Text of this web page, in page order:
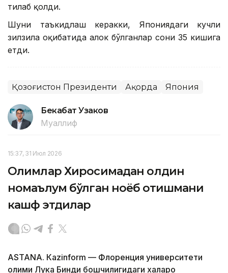
тилаб қолди.
Шуни таъкидлаш керакки, Япониядаги кучли
зилзила оқибатида ҳалок бўлганлар сони 35 кишига
етди.
Қозоғистон Президенти Ақорда Япония
Бекабат Узаков
Муаллиф
15:37, 31 Июл 2026
Олимлар Хиросимадан олдин
номаълум бўлган ноёб қотишмани
кашф этдилар
ASTANА. Кazinform — Флоренция университети
олими Лука Бинди бошчилигидаги халқаро